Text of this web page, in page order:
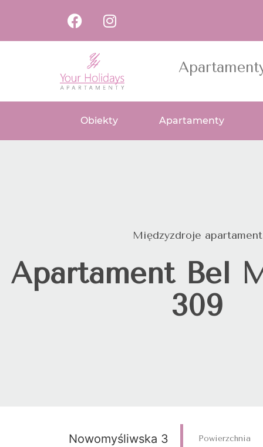
Obiekty Apartamenty
Międzyzdroje apartament
Apartament Bel
309
Nowomyśliwska 3
Powierzchnia